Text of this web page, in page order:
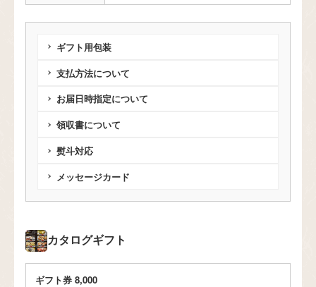
カタログギフト
ギフト券 8,000
ギフト用包装
支払方法について
お届日時指定について
領収書について
熨斗対応
メッセージカード